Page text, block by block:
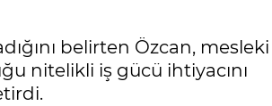
belirten Özcan, mesleki
nitelikli iş gücü ihtiyacını